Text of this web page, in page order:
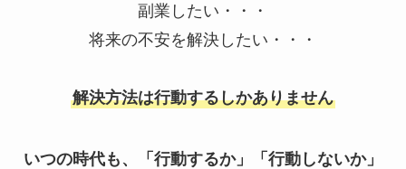
副業したい・・・
将来の不安を解決したい・・・
解決方法は行動するしかありません
いつの時代も、「行動するか」「行動しないか」